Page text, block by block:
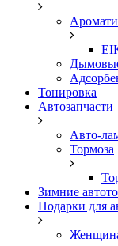
Тонировка
Автозапчасти
Авто-
Тормоза
Зимние
Подарки для